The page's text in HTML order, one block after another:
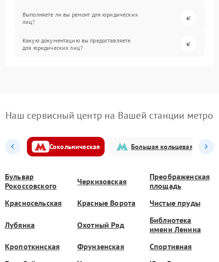
Выполняете ли вы ремонт для юридических
лиц?
Какую документацию вы предоставляете
для юридических лиц?
Наш сервисный центр на Вашей станции метро
Сокольническая Большая кольцевая
Бульвар
Рокоссовского
Черкизовская
Преображенская
площадь
Красносельская
Красные Ворота Чистые пруды
Лубянка Охотный Ряд
Библиотека
имени Ленина
Кропоткинская
Фрунзенская
Спортивная